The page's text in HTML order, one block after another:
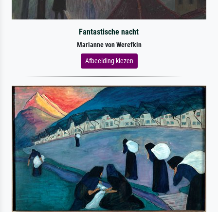
Fantastische nacht
Marianne von Werefkin
Afbeelding kiezen